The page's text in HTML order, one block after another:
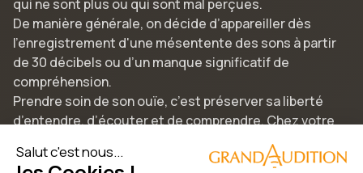
qui ne sont plus ou qui sont mal perçues.
De manière générale, on décide d’appareiller dès
l’enregistrement d'une mésentente des sons à partir
de 30 décibels ou d’un manque significatif de
compréhension.
Prendre soin de son ouïe, c’est préserver sa liberté
d’entendre, d’écouter et de comprendre. Chez votre
audioprothésiste GrandAudition, rencontrez notre
équipe de spécialistes diplômés, testez nos aides
Salut c'est nous...